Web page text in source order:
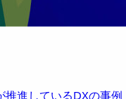
進しているDXの事例